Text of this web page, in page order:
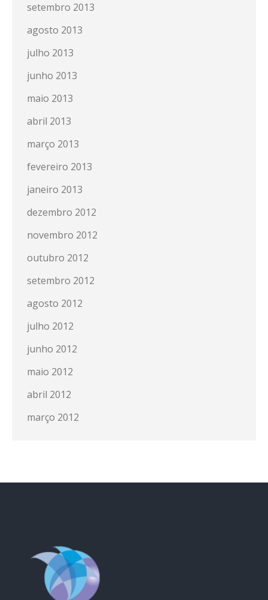
setembro 2013
agosto 2013
julho 2013
junho 2013
maio 2013
abril 2013
março 2013
fevereiro 2013
janeiro 2013
dezembro 2012
novembro 2012
outubro 2012
setembro 2012
agosto 2012
julho 2012
junho 2012
maio 2012
abril 2012
março 2012